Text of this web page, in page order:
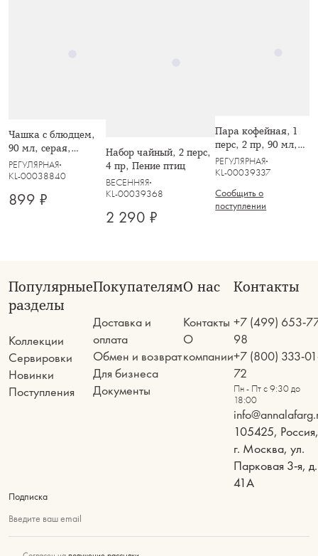
Чашка с блюдцем,
90 мл, серая,
Organica
РЕГУЛЯРНАЯ
KL-00038840
899 ₽
Набор чайный, 2 перс,
4 пр, Пение птиц
ВЕСЕННЯЯ
KL-00039368
2 290 ₽
Пара кофейная, 1
перс, 2 пр, 90 мл,
фарфор P, белая, с
серебристым
Platinum
РЕГУЛЯРНАЯ
KL-00039337
Сообщить о
поступлении
Популярные
разделы
Коллекции
Сервировки
Новинки
Поступления
Покупателям
Доставка и
оплата
Обмен и возврат
Для бизнеса
Документы
О нас
Контакты
О
компании
Контакты
+7 (499) 653-
98
+7 (800) 333-
72
Пн - Пт с 9:30 до
18:00
105425, Россия,
г. Москва, ул.
Парковая 3-я, д.
41А
Подписка
Введите ваш email